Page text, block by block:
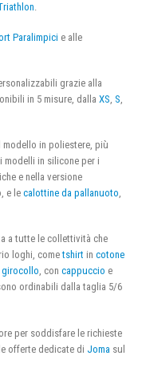
.
Paralimpici e alle
grazie alla
in 5 misure, dalla XS S
in poliestere, più
modelli in silicone per i
e nella versione
e le calottine da pallanuoto,
a tutte le collettività che
loghi, cometshirt in cotone
girocollo, con cappuccio e
ordinabili dalla taglia 5/6
per soddisfare le richieste
offerte dedicate di Joma sul